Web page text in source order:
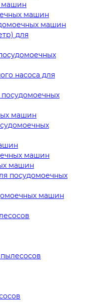
машин
машин
машин
для
насоса для
машин
машин
машин
посудомоечных
машин